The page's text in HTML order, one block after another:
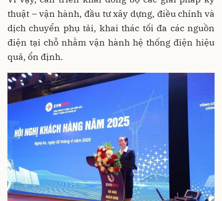
thuật – vận hành, đầu tư xây dựng, điều chỉnh và
dịch chuyển phụ tải, khai thác tối đa các nguồn
điện tại chỗ nhằm vận hành hệ thống điện hiệu
quả, ổn định.